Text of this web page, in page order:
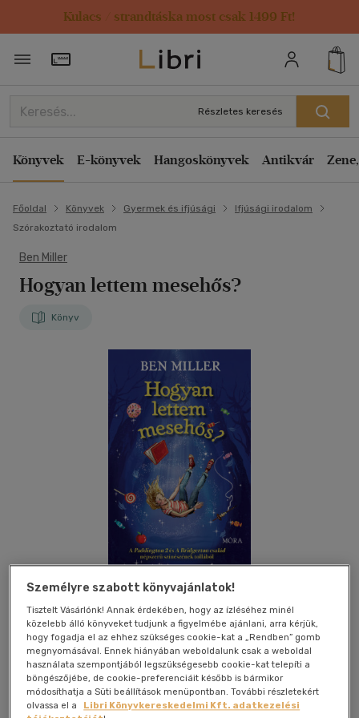
Kulacs / strandtáska most csak 1499 Ft!
Törzsvásárlói Kártya adatai
Részletes keresés
Könyvek E-könyvek Hangoskönyvek Antikvár
Főoldal Könyvek Gyermek és ifjúsági
Ifjúsági irodalom
Szórakoztató irodalom
Ben Miller
Hogyan lettem mesehős?
Könyv
Kívánságlistához adom Megosztom
Móra Ferenc Ifjúsági Könyvkiad|2023|magyar nyelvű
puhatáblás, ragasztókötött|293 oldal
Személyre szabott könyvajánlatok!
Tisztelt Vásárlónk! Annak érdekében, hogy az ízléséhez minél
közelebb álló könyveket tudjunk a figyelmébe ajánlani, arra kérjük,
hogy fogadja el az ehhez szükséges cookie-kat a „Rendben” gomb
megnyomásával. Ennek hiányában weboldalunk csak a weboldal
használata szempontjából legszükségesebb cookie-kat telepíti a
böngészőjébe, de cookie-preferenciáit később is bármikor
módosíthatja a Süti beállítások menüpontban. További részletekért
olvassa el a
Libri Könyvkereskedelmi Kft. adatkezelési